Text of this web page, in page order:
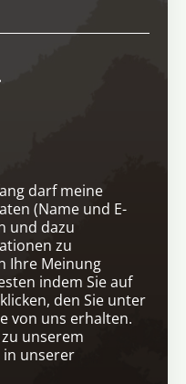
darf meine
(Name und E-
und dazu
zu
Ihre Meinung
indem Sie auf
den Sie unter
von uns erhalten.
unserem
in unserer